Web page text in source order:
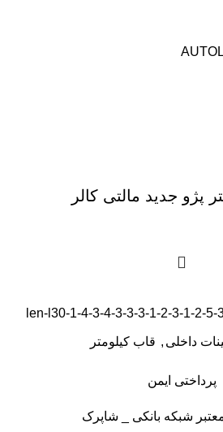
پژو جدید مالتی کالر
len-l30-1-4-3-4-3-3-3-1-2-3-1-2-5-
داخلی , قاب کیلومتر
پرداختی ایمن
شبکه بانکی _ شاپرک